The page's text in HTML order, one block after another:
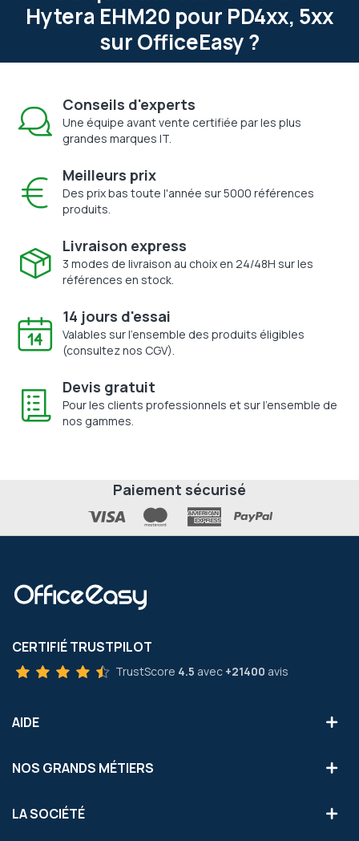
Hytera EHM20 pour PD4xx, 5xx
sur OfficeEasy ?
Conseils d'experts
Une équipe avant vente certifiée par les plus
grandes marques IT.
Meilleurs prix
Des prix bas toute l'année sur 5000 références
produits.
Livraison express
3 modes de livraison au choix en 24/48H sur les
références en stock.
14 jours d'essai
Valables sur l'ensemble des produits éligibles
(consultez nos CGV).
Devis gratuit
Pour les clients professionnels et sur l'ensemble de
nos gammes.
Paiement sécurisé
CERTIFIÉ TRUSTPILOT
TrustScore 4.5 avec +21400 avis
AIDE
NOS GRANDS MÉTIERS
LA SOCIÉTÉ